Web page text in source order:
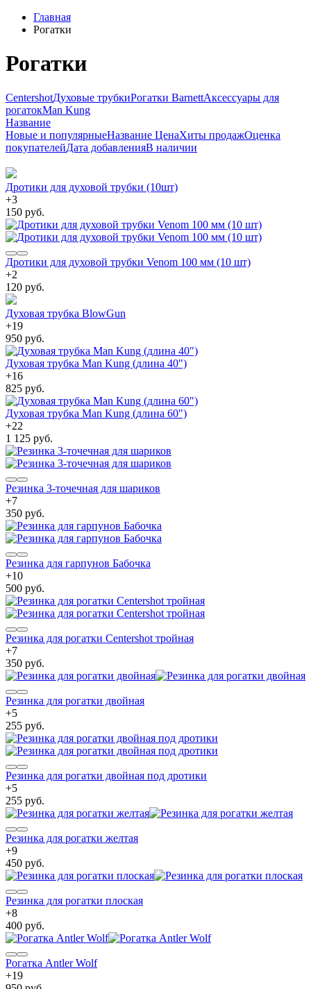
Главная
Рогатки
Рогатки
CentershotДуховые трубкиРогатки BarnettАксессуары для
рогатокMan Kung
Название
Новые и популярныеНазвание ЦенаХиты продажОценка
покупателейДата добавленияВ наличии
Дротики для духовой трубки (10шт)
+3
150 руб.
Дротики для духовой трубки Venom 100 мм (10 шт)
+2
120 руб.
Духовая трубка BlowGun
+19
950 руб.
Духовая трубка Man Kung (длина 40")
+16
825 руб.
Духовая трубка Man Kung (длина 60")
+22
1 125 руб.
Резинка 3-точечная для шариков
+7
350 руб.
Резинка для гарпунов Бабочка
+10
500 руб.
Резинка для рогатки Centershot тройная
+7
350 руб.
Резинка для рогатки двойная
+5
255 руб.
Резинка для рогатки двойная под дротики
+5
255 руб.
Резинка для рогатки желтая
+9
450 руб.
Резинка для рогатки плоская
+8
400 руб.
Рогатка Antler Wolf
+19